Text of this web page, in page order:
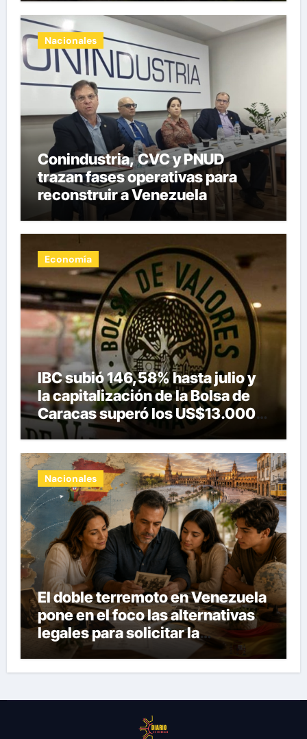
Nacionales
Conindustria, CVC y PNUD
trazan fases operativas para
reconstruir a Venezuela
Economía
IBC subió 146,58% hasta julio y
la capitalización de la Bolsa de
Caracas superó los US$13.000
millones
Nacionales
El doble terremoto en Venezuela
pone en el foco las alternativas
legales para solicitar la
nacionalidad por parte de
personas con vínculos